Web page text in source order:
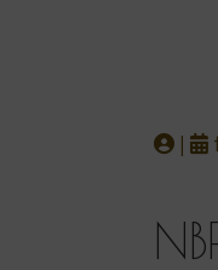
|